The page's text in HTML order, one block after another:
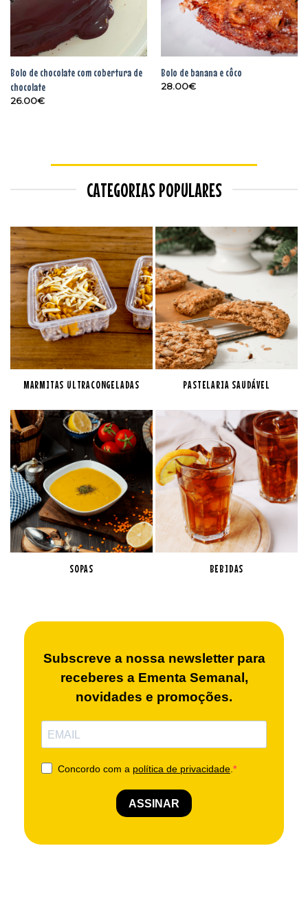
Bolo de chocolate com cobertura de
chocolate
26.00€
Bolo de banana e côco
28.00€
CATEGORIAS POPULARES
MARMITAS ULTRACONGELADAS PASTELARIA SAUDÁVEL
SOPAS BEBIDAS